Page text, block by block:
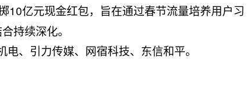
10亿元现金红包，旨在通过春节流量培养用户习
持续深化。
、引力传媒、网宿科技、东信和平。